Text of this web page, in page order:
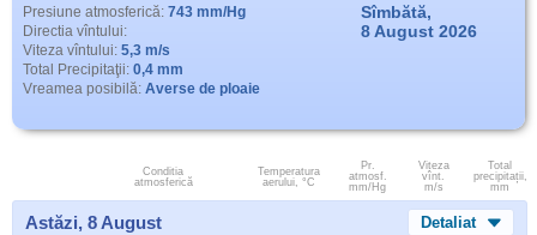
Presiune atmosferică: 743 mm/Hg
Directia vîntului:
Viteza vîntului: 5,3 m/s
Total Precipitaţii: 0,4 mm
Vreamea posibilă: Averse de ploaie
Sîmbătă,
8 August 2026
Conditia
atmosferică
Temperatura
aerului, °C
Pr.
atmosf.
mm/Hg
Viteza
vînt.
m/s
Total
precipitații,
mm
Astăzi, 8 August Detaliat